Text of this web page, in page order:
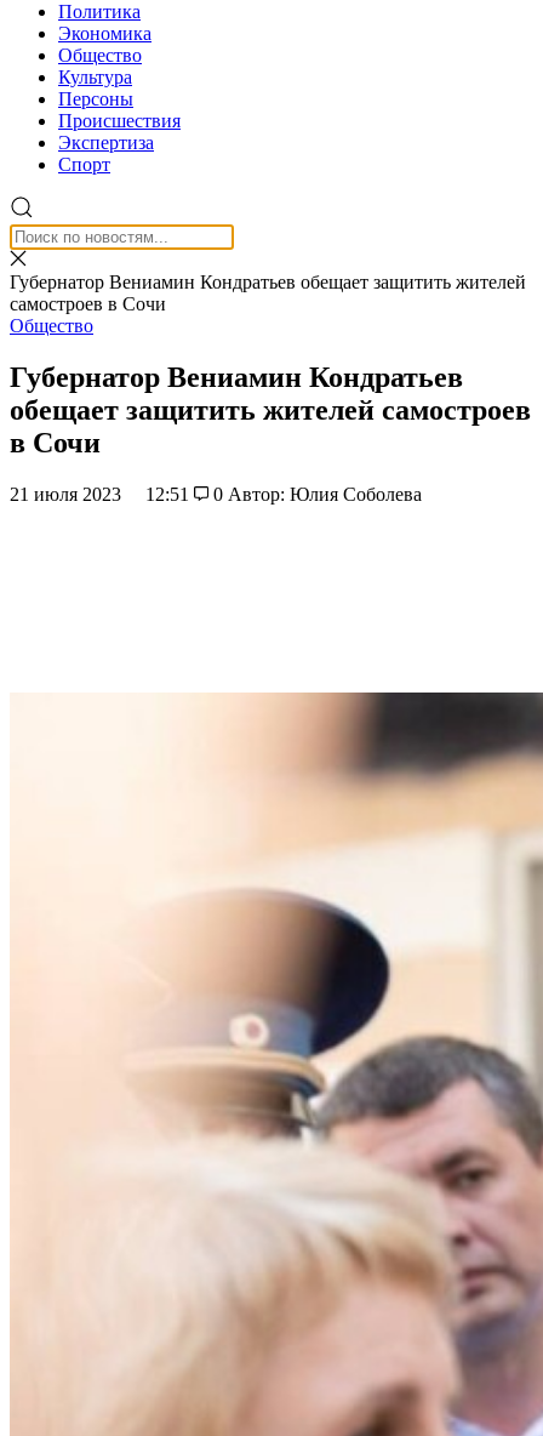
Политика
Экономика
Общество
Культура
Персоны
Происшествия
Экспертиза
Спорт
Губернатор Вениамин Кондратьев обещает защитить жителей
самостроев в Сочи
Общество
Губернатор Вениамин Кондратьев
обещает защитить жителей самостроев
в Сочи
21 июля 2023 12:51 0 Автор: Юлия Соболева